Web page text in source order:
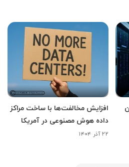
افزایش مخالفت‌ها با ساخت مراکز
داده هوش مصنوعی در آمریکا
۲۲ آذر ۱۴۰۴